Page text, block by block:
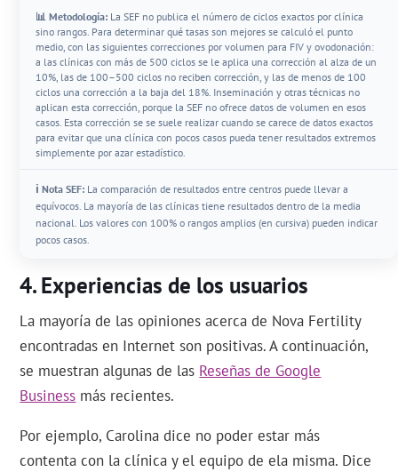
📊 Metodología: La SEF no publica el número de ciclos exactos por clínica
sino rangos. Para determinar qué tasas son mejores se calculó el punto
medio, con las siguientes correcciones por volumen para FIV y ovodonación:
a las clínicas con más de 500 ciclos se le aplica una corrección al alza de un
10%, las de 100–500 ciclos no reciben corrección, y las de menos de 100
ciclos una corrección a la baja del 18%. Inseminación y otras técnicas no
aplican esta corrección, porque la SEF no ofrece datos de volumen en esos
casos. Esta corrección se se suele realizar cuando se carece de datos exactos
para evitar que una clínica con pocos casos pueda tener resultados extremos
simplemente por azar estadístico.
ℹ️ Nota SEF: La comparación de resultados entre centros puede llevar a
equívocos. La mayoría de las clínicas tiene resultados dentro de la media
nacional. Los valores con 100% o rangos amplios (en cursiva) pueden indicar
pocos casos.
Experiencias de los usuarios
La mayoría de las opiniones acerca de Nova Fertility
encontradas en Internet son positivas. A continuación,
se muestran algunas de las Reseñas de Google
Business más recientes.
Por ejemplo, Carolina dice no poder estar más
contenta con la clínica y el equipo de ela misma. Dice